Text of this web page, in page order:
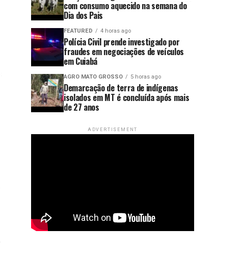
com consumo aquecido na semana do
Dia dos Pais
FEATURED 4 horas ago
Polícia Civil prende investigado por
fraudes em negociações de veículos
em Cuiabá
AGRO MATO GROSSO 5 horas ago
Demarcação de terra de indígenas
isolados em MT é concluída após mais
de 27 anos
ADVERTISEMENT